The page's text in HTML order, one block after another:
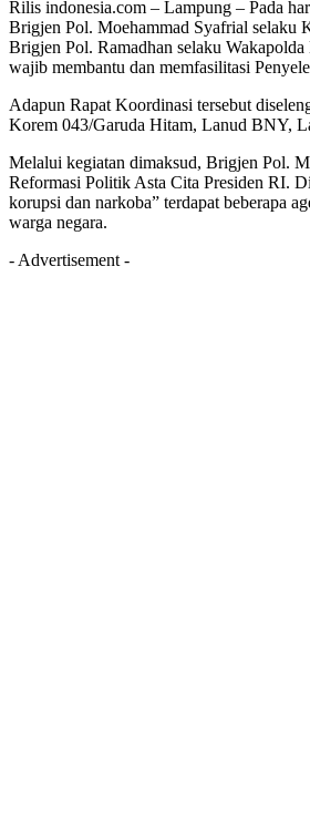
Rilis indonesia.com – Lampung – Pada
Brigjen Pol. Moehammad Syafrial selaku
Brigjen Pol. Ramadhan selaku
wajib membantu dan memfasilitasi
Adapun Rapat Koordinasi tersebut
Korem 043/Garuda Hitam, Lanud BNY,
Melalui kegiatan dimaksud, Brigjen Pol.
Reformasi Politik Asta Cita Presiden RI.
korupsi dan narkoba” terdapat beberapa
warga negara.
- Advertisement -